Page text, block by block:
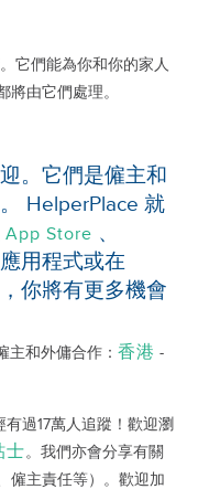
它們能為你和你的家人
由它們處理。
。它們是僱主和
HelperPlace 就
App Store 、
用程式或在
，你將有更多機會
主和外傭合作： 香港 -
有過17萬人追蹤！歡迎瀏
士。我們亦會分享有關
僱主責任等）。歡迎加